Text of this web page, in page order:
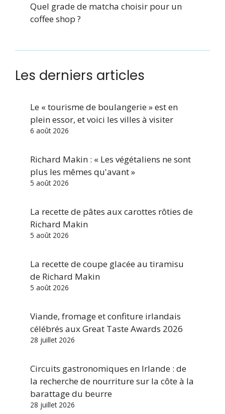
Quel grade de matcha choisir pour un
coffee shop ?
Les derniers articles
Le « tourisme de boulangerie » est en
plein essor, et voici les villes à visiter
6 août 2026
Richard Makin : « Les végétaliens ne sont
plus les mêmes qu'avant »
5 août 2026
La recette de pâtes aux carottes rôties de
Richard Makin
5 août 2026
La recette de coupe glacée au tiramisu
de Richard Makin
5 août 2026
Viande, fromage et confiture irlandais
célébrés aux Great Taste Awards 2026
28 juillet 2026
Circuits gastronomiques en Irlande : de
la recherche de nourriture sur la côte à la
barattage du beurre
28 juillet 2026